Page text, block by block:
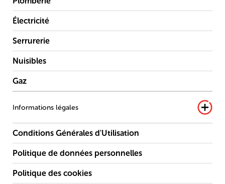
Électricité
Serrurerie
Nuisibles
Gaz
Informations légales
Conditions Générales d'Utilisation
Politique de données personnelles
Politique des cookies